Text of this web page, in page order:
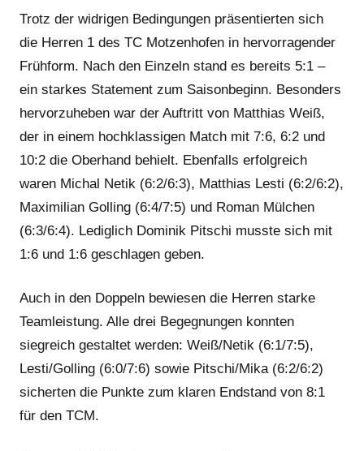
Trotz der widrigen Bedingungen präsentierten sich
die Herren 1 des TC Motzenhofen in hervorragender
Frühform. Nach den Einzeln stand es bereits 5:1 –
ein starkes Statement zum Saisonbeginn. Besonders
hervorzuheben war der Auftritt von Matthias Weiß,
der in einem hochklassigen Match mit 7:6, 6:2 und
10:2 die Oberhand behielt. Ebenfalls erfolgreich
waren Michal Netik (6:2/6:3), Matthias Lesti (6:2/6:2),
Maximilian Golling (6:4/7:5) und Roman Mülchen
(6:3/6:4). Lediglich Dominik Pitschi musste sich mit
1:6 und 1:6 geschlagen geben.
Auch in den Doppeln bewiesen die Herren starke
Teamleistung. Alle drei Begegnungen konnten
siegreich gestaltet werden: Weiß/Netik (6:1/7:5),
Lesti/Golling (6:0/7:6) sowie Pitschi/Mika (6:2/6:2)
sicherten die Punkte zum klaren Endstand von 8:1
für den TCM.